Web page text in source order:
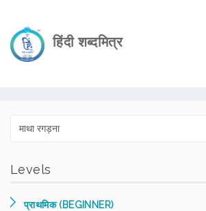
हिंदी शब्दमित्र
Levels
प्राथमिक (BEGINNER)